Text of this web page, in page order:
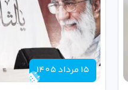
15 مرداد 1405